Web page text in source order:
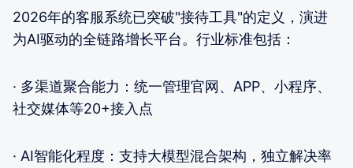
2026年的客服系统已突破"接待工具"的定义，演进
为AI驱动的全链路增长平台。行业标准包括：
· 多渠道聚合能力：统一管理官网、APP、小程序、
社交媒体等20+接入点
· AI智能化程度：支持大模型混合架构，独立解决率